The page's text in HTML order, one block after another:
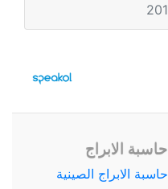
حاسبة الابراج
حاسبة الابراج الصينية